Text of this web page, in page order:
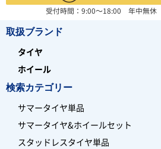
受付時間：9:00～18:00 年中無休
取扱ブランド
タイヤ
ホイール
検索カテゴリー
サマータイヤ単品
サマータイヤ&ホイールセット
スタッドレスタイヤ単品